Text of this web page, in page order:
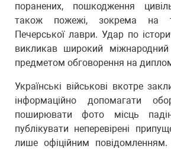
поранених, пошкодження
також пожежі, зокрема на
Печерської лаври. Удар по
викликав широкий
предметом обговорення на
Українські військові вкотре
інформаційно допомагати
поширювати фото місць
публікувати неперевірені
лише офіційним повідомленням.